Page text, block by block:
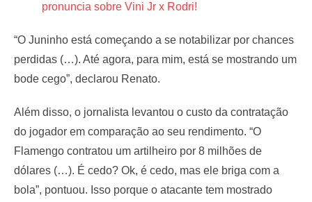
pronuncia sobre Vini Jr x Rodri!
“O Juninho está começando a se notabilizar por chances
perdidas (…). Até agora, para mim, está se mostrando um
bode cego”, declarou Renato.
Além disso, o jornalista levantou o custo da contratação
do jogador em comparação ao seu rendimento. “O
Flamengo contratou um artilheiro por 8 milhões de
dólares (…). É cedo? Ok, é cedo, mas ele briga com a
bola”, pontuou. Isso porque o atacante tem mostrado